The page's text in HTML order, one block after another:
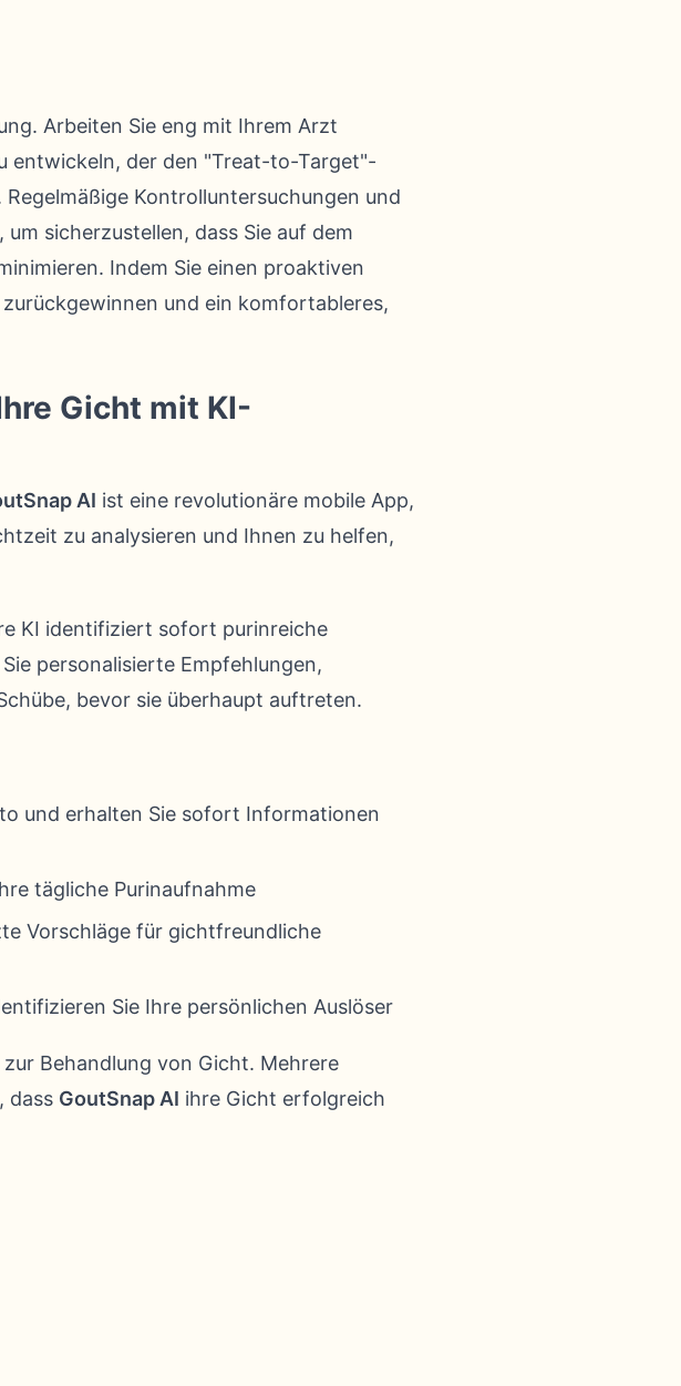
Arbeiten Sie eng mit Ihrem Arzt
entwickeln, der den "Treat-to-Target"-
Kontrolluntersuchungen und
sicherzustellen, dass Sie auf dem
Indem Sie einen proaktiven
und ein komfortableres,
Gicht mit KI-
AI ist eine revolutionäre mobile App,
zu analysieren und Ihnen zu helfen,
KI identifiziert sofort purinreiche
personalisierte Empfehlungen,
bevor sie überhaupt auftreten.
und erhalten Sie sofort Informationen
tägliche Purinaufnahme
Vorschläge für gichtfreundliche
Sie Ihre persönlichen Auslöser
Behandlung von Gicht. Mehrere
dass GoutSnap AI ihre Gicht erfolgreich